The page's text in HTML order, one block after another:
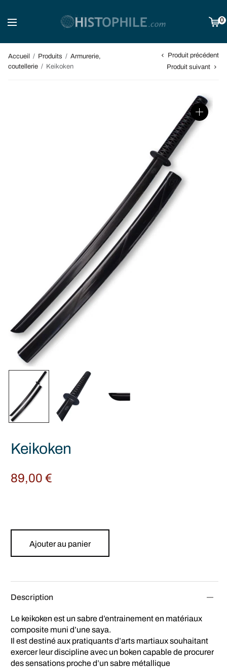
0
Accueil / Produits / Armurerie,
coutellerie / Keikoken
Produit précédent
Produit suivant
Keikoken
89,00€
Ajouter au panier
Description
Le keikoken est un sabre d’entrainement en matériaux
composite muni d’une saya.
Il est destiné aux pratiquants d’arts martiaux souhaitant
exercer leur discipline avec un boken capable de procurer
des sensations proche d’un sabre métallique